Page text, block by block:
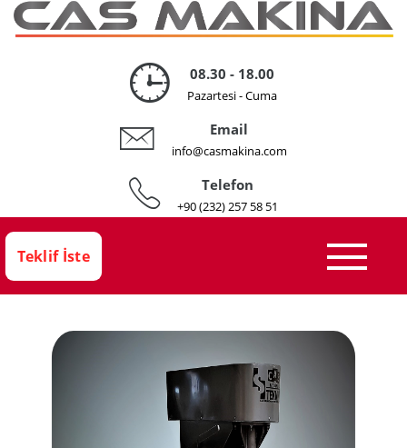
08.30 - 18.00
Pazartesi - Cuma
Email
info@casmakina.com
Telefon
+90 (232) 257 58 51
Teklif İste